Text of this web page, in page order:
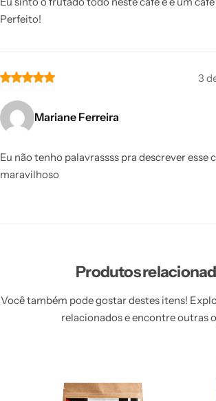
Perfeito!
3
Mariane Ferreira
Eu não tenho palavrassss pra descrever esse
maravilhoso
Produtos
Você também pode gostar destes itens!
relacionados e encontre outras